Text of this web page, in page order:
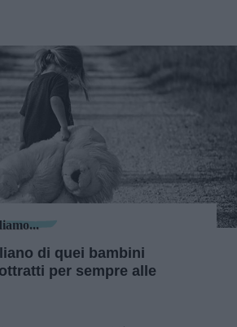
di quei bambini
per sempre alle